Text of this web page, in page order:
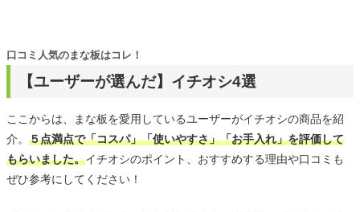
【ユーザーが選んだ】イチオシ4選
口コミ人気のまな板はコレ！
ここからは、まな板を愛用しているユーザーがイチオシの商品を紹
介。 ５点満点で「コスパ」「使いやすさ」「お手入れ」を評価して
もらいました。イチオシのポイント、おすすめする理由や口コミも
ぜひ参考にしてください！